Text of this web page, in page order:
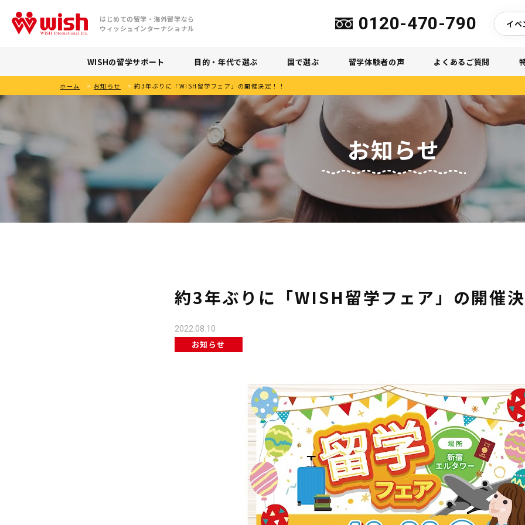
はじめての留学・海外留学なら
ウィッシュインターナショナル
0120-470-790 イベ
WISHの留学サポート 目的・年代で選ぶ 国で選ぶ 留学体験者の声 よくあるご質問
ホーム > お知らせ > 約3年ぶりに「WISH留学フェア」の開催決定！！
お知らせ
約3年ぶりに「WISH留学フェア」の開催
2022.08.10
お知らせ